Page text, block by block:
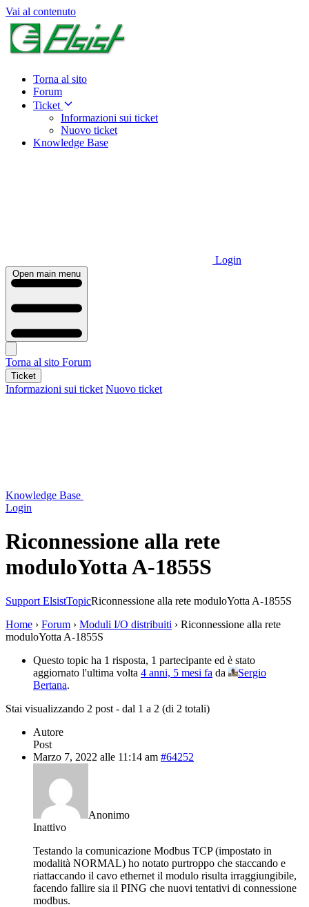
Vai al contenuto
Torna al sito
Forum
Ticket
Informazioni sui ticket
Nuovo ticket
Knowledge Base
Login
Open main menu
Torna al sito Forum
Ticket
Informazioni sui ticket Nuovo ticket
Knowledge Base
Login
Riconnessione alla rete
moduloYotta A-1855S
Support ElsistTopicRiconnessione alla rete moduloYotta A-1855S
Home › Forum › Moduli I/O distribuiti › Riconnessione alla rete
moduloYotta A-1855S
Questo topic ha 1 risposta, 1 partecipante ed è stato
aggiornato l'ultima volta 4 anni, 5 mesi fa da
Sergio
Bertana.
Stai visualizzando 2 post - dal 1 a 2 (di 2 totali)
Autore
Post
Marzo 7, 2022 alle 11:14 am #64252
Anonimo
Inattivo
Testando la comunicazione Modbus TCP (impostato in
modalità NORMAL) ho notato purtroppo che staccando e
riattaccando il cavo ethernet il modulo risulta irraggiungibile,
facendo fallire sia il PING che nuovi tentativi di connessione
modbus.